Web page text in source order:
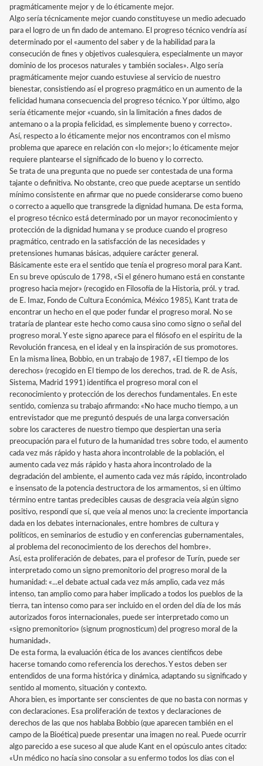
pragmáticamente mejor y de lo éticamente mejor.
Algo sería técnicamente mejor cuando constituyese un medio adecuado
para el logro de un fin dado de antemano. El progreso técnico vendría así
determinado por el «aumento del saber y de la habilidad para la
consecución de fines y objetivos cualesquiera, especialmente un mayor
dominio de los procesos naturales y también sociales». Algo sería
pragmáticamente mejor cuando estuviese al servicio de nuestro
bienestar, consistiendo así el progreso pragmático en un aumento de la
felicidad humana consecuencia del progreso técnico. Y por último, algo
sería éticamente mejor «cuando, sin la limitación a fines dados de
antemano o a la propia felicidad, es simplemente bueno y correcto».
Así, respecto a lo éticamente mejor nos encontramos con el mismo
problema que aparece en relación con «lo mejor»; lo éticamente mejor
requiere plantearse el significado de lo bueno y lo correcto.
Se trata de una pregunta que no puede ser contestada de una forma
tajante o definitiva. No obstante, creo que puede aceptarse un sentido
mínimo consistente en afirmar que no puede considerarse como bueno
o correcto a aquello que transgrede la dignidad humana. De esta forma,
el progreso técnico está determinado por un mayor reconocimiento y
protección de la dignidad humana y se produce cuando el progreso
pragmático, centrado en la satisfacción de las necesidades y
pretensiones humanas básicas, adquiere carácter general.
Básicamente este era el sentido que tenía el progreso moral para Kant.
En su breve opúsculo de 1798, «Si el género humano está en constante
progreso hacia mejor» (recogido en Filosofía de la Historia, pról. y trad.
de E. Imaz, Fondo de Cultura Económica, México 1985), Kant trata de
encontrar un hecho en el que poder fundar el progreso moral. No se
trataría de plantear este hecho como causa sino como signo o señal del
progreso moral. Y este signo aparece para el filósofo en el espíritu de la
Revolución francesa, en el ideal y en la inspiración de sus promotores.
En la misma línea, Bobbio, en un trabajo de 1987, «El tiempo de los
derechos» (recogido en El tiempo de los derechos, trad. de R. de Asís,
Sistema, Madrid 1991) identifica el progreso moral con el
reconocimiento y protección de los derechos fundamentales. En este
sentido, comienza su trabajo afirmando: «No hace mucho tiempo, a un
entrevistador que me preguntó después de una larga conversación
sobre los caracteres de nuestro tiempo que despiertan una seria
preocupación para el futuro de la humanidad tres sobre todo, el aumento
cada vez más rápido y hasta ahora incontrolable de la población, el
aumento cada vez más rápido y hasta ahora incontrolado de la
degradación del ambiente, el aumento cada vez más rápido, incontrolado
e insensato de la potencia destructora de los armamentos, si en último
término entre tantas predecibles causas de desgracia veía algún signo
positivo, respondí que sí, que veía al menos uno: la creciente importancia
dada en los debates internacionales, entre hombres de cultura y
políticos, en seminarios de estudio y en conferencias gubernamentales,
al problema del reconocimiento de los derechos del hombre».
Así, esta proliferación de debates, para el profesor de Turín, puede ser
interpretado como un signo premonitorio del progreso moral de la
humanidad: «...el debate actual cada vez más amplio, cada vez más
intenso, tan amplio como para haber implicado a todos los pueblos de la
tierra, tan intenso como para ser incluido en el orden del día de los más
autorizados foros internacionales, puede ser interpretado como un
«signo premonitorio» (signum prognosticum) del progreso moral de la
humanidad».
De esta forma, la evaluación ética de los avances científicos debe
hacerse tomando como referencia los derechos. Y estos deben ser
entendidos de una forma histórica y dinámica, adaptando su significado y
sentido al momento, situación y contexto.
Ahora bien, es importante ser conscientes de que no basta con normas y
con declaraciones. Esa proliferación de textos y declaraciones de
derechos de las que nos hablaba Bobbio (que aparecen también en el
campo de la Bioética) puede presentar una imagen no real. Puede ocurrir
algo parecido a ese suceso al que alude Kant en el opúsculo antes citado:
«Un médico no hacía sino consolar a su enfermo todos los días con el